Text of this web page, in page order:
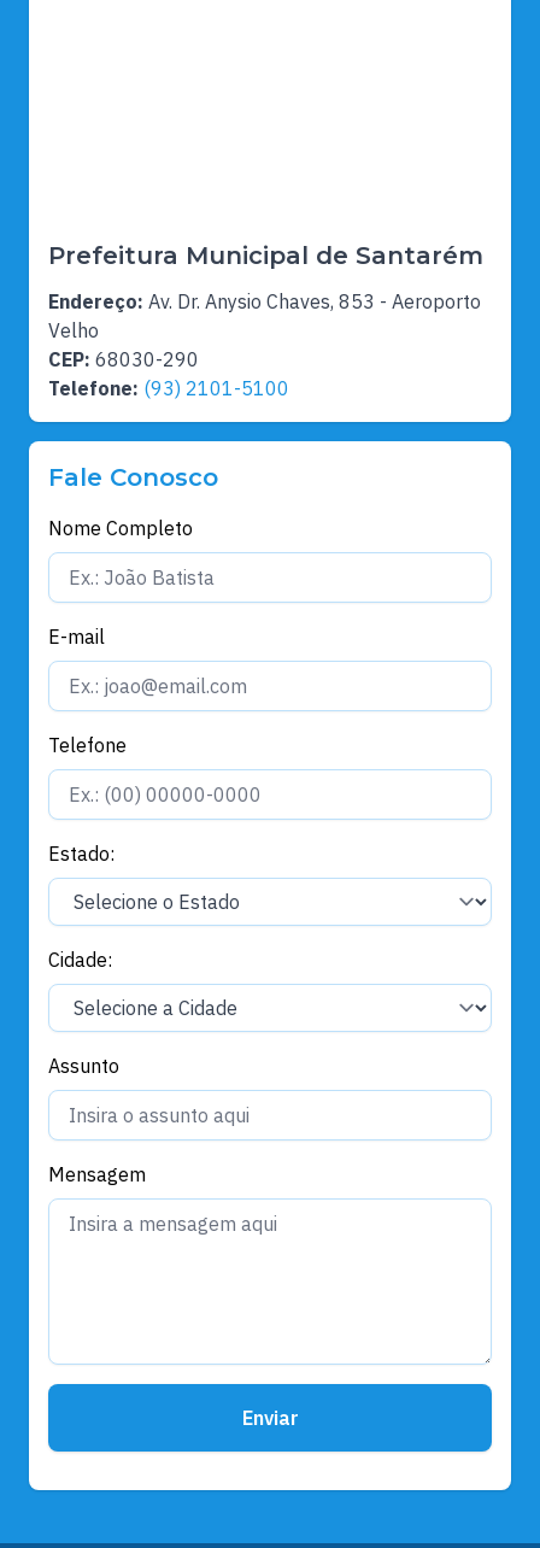
Prefeitura Municipal de Santarém
Endereço: Av. Dr. Anysio Chaves, 853 - Aeroporto
Velho
CEP: 68030-290
Telefone: (93) 2101-5100
Fale Conosco
Nome Completo
E-mail
Telefone
Estado:
Cidade:
Assunto
Mensagem
Enviar